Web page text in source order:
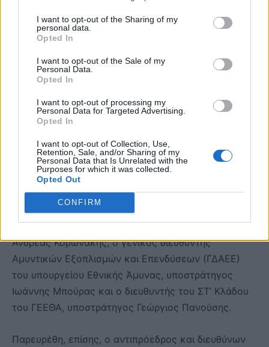
I want to opt-out of the Sharing of my
personal data.
Opted In
I want to opt-out of the Sale of my
Personal Data.
Opted In
I want to opt-out of processing my
Personal Data for Targeted Advertising.
Opted In
I want to opt-out of Collection, Use,
Retention, Sale, and/or Sharing of my
Personal Data that Is Unrelated with the
Purposes for which it was collected.
Opted Out
CONFIRM
Δύναμης Ειδικών Επιχειρήσεων του Πολεμικού
Ναυτικού των ΗΠΑ (Navy SEAL) και με 8 αποστολές
κρίσιμου ρόλου που διαδραματίζει η προηγμένη
στρατιωτική τεχνολογία. Είναι κάτοχος MBA από το
Wharton School of Business και πτυχίου BS
Ηλεκτρολόγου Μηχανικού και Μηχανικού
Υπολογιστών από το Πανεπιστήμιο Rutgers.
Στη συζήτηση παρέστησαν ο αρχηγός ΓΕΕΘΑ,
στρατηγός Δημήτριος Χούπης, ο αρχηγός ΓΕΝ,
αντιναύαρχος Δημήτριος-Ελευθέριος Κατάρας, ο
αρχηγός ΓΕΑ, αντιπτέραρχος Δημοσθένης
Γρηγοριάδης, ο υπαρχηγός ΓΕΣ, αντιστράτηγος
Ανδρέας Κορωνάκης, ο γενικός διευθυντής
Αμυντικών Εξοπλισμών και Επενδύσεων (ΓΔΑΕΕ)
του υπουργείου Εθνικής Άμυνας, υποστράτηγος
Ιωάννης Μπούρας και ο διευθυντής του ΣΤ’ Κλάδου
του ΓΕΕΘΑ, υποστράτηγος Γεώργιος Πανούσης.
Παρευρέθη, επίσης, ο αντιπρόεδρος και διευθύνων